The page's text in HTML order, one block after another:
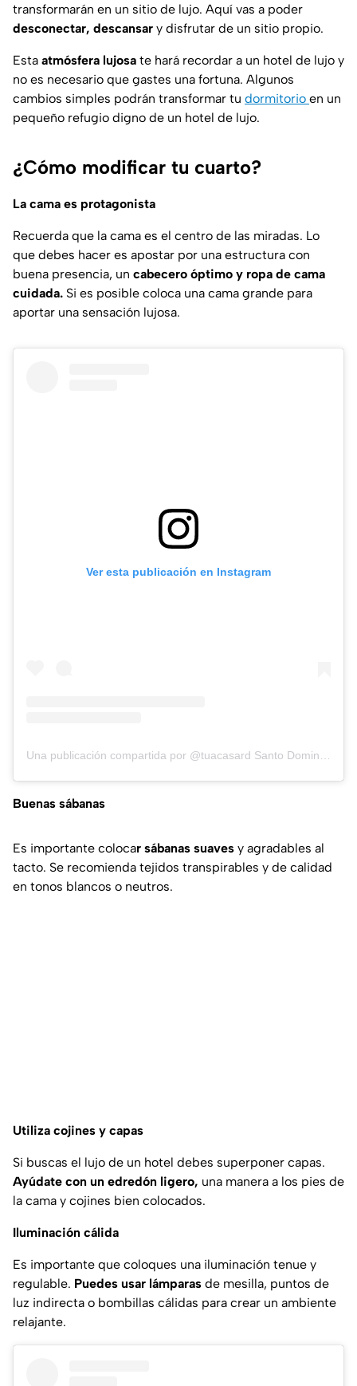
transformarán en un sitio de lujo. Aquí vas a poder
desconectar, descansar y disfrutar de un sitio propio.
Esta atmósfera lujosa te hará recordar a un hotel de lujo y
no es necesario que gastes una fortuna. Algunos
cambios simples podrán transformar tu dormitorio en un
pequeño refugio digno de un hotel de lujo.
¿Cómo modificar tu cuarto?
La cama es protagonista
Recuerda que la cama es el centro de las miradas. Lo
que debes hacer es apostar por una estructura con
buena presencia, un cabecero óptimo y ropa de cama
cuidada. Si es posible coloca una cama grande para
aportar una sensación lujosa.
Ver esta publicación en Instagram
Buenas sábanas
Es importante colocar sábanas suaves y agradables al
tacto. Se recomienda tejidos transpirables y de calidad
en tonos blancos o neutros.
Utiliza cojines y capas
Si buscas el lujo de un hotel debes superponer capas.
Ayúdate con un edredón ligero, una manera a los pies de
la cama y cojines bien colocados.
Iluminación cálida
Es importante que coloques una iluminación tenue y
regulable. Puedes usar lámparas de mesilla, puntos de
luz indirecta o bombillas cálidas para crear un ambiente
relajante.